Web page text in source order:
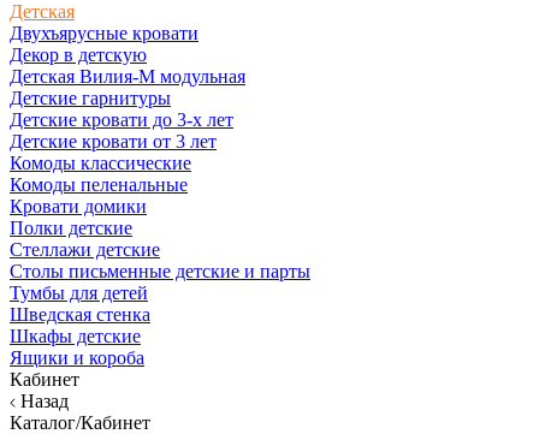
Детская
Двухъярусные кровати
Декор в детскую
Детская Вилия-М модульная
Детские гарнитуры
Детские кровати до 3-х лет
Детские кровати от 3 лет
Комоды классические
Комоды пеленальные
Кровати домики
Полки детские
Стеллажи детские
Столы письменные детские и парты
Тумбы для детей
Шведская стенка
Шкафы детские
Ящики и короба
Кабинет
Назад
Каталог/Кабинет